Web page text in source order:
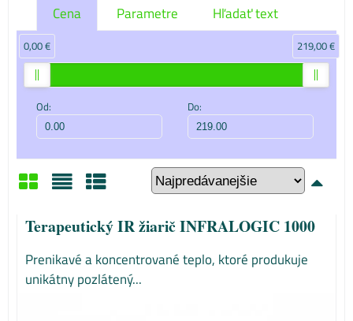
Cena Parametre Hľadať text
Od: Do:
0,00 € 219,00 €
Terapeutický IR žiarič INFRALOGIC 1000
Prenikavé a koncentrované teplo, ktoré produkuje
unikátny pozlátený...